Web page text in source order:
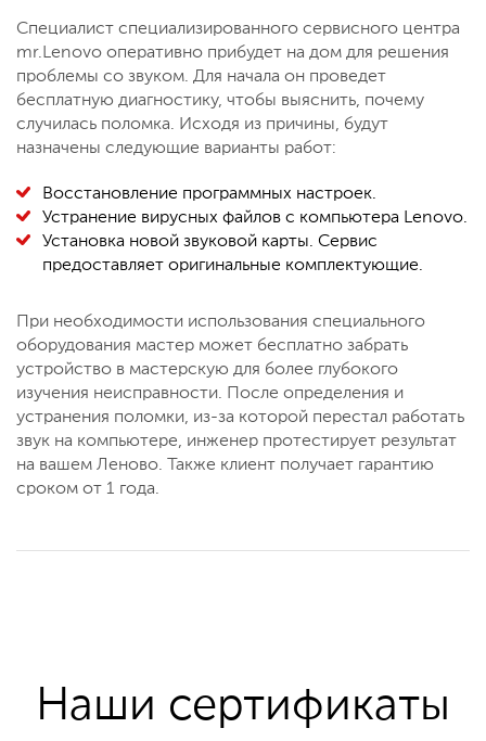
Специалист специализированного сервисного центра
mr.Lenovo оперативно прибудет на дом для решения
проблемы со звуком. Для начала он проведет
бесплатную диагностику, чтобы выяснить, почему
случилась поломка. Исходя из причины, будут
назначены следующие варианты работ:
Восстановление программных настроек.
Устранение вирусных файлов с компьютера Lenovo.
Установка новой звуковой карты. Сервис
предоставляет оригинальные комплектующие.
При необходимости использования специального
оборудования мастер может бесплатно забрать
устройство в мастерскую для более глубокого
изучения неисправности. После определения и
устранения поломки, из-за которой перестал работать
звук на компьютере, инженер протестирует результат
на вашем Леново. Также клиент получает гарантию
сроком от 1 года.
Наши сертификаты